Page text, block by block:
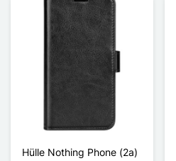
Hülle Nothing Phone (2a)